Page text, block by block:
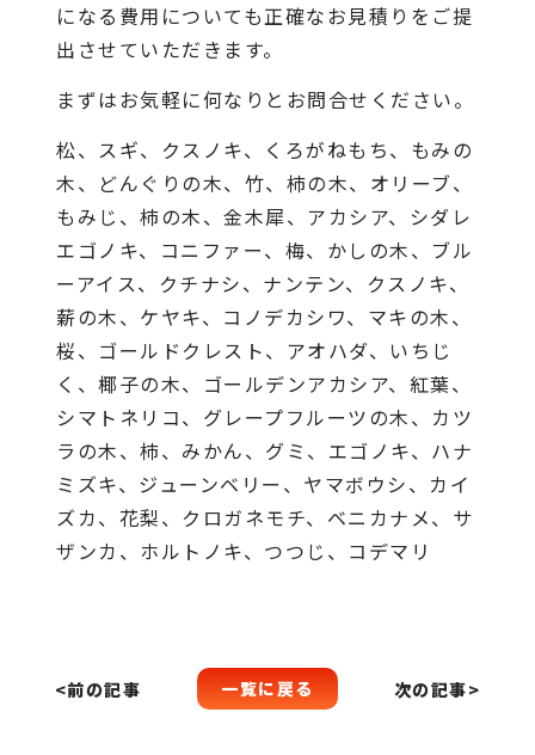
になる費用についても正確なお見積りをご提
出させていただきます。
まずはお気軽に何なりとお問合せください。
松、スギ、クスノキ、くろがねもち、もみの
木、どんぐりの木、竹、柿の木、オリーブ、
もみじ、柿の木、金木犀、アカシア、シダレ
エゴノキ、コニファー、梅、かしの木、ブル
ーアイス、クチナシ、ナンテン、クスノキ、
薪の木、ケヤキ、コノデカシワ、マキの木、
桜、ゴールドクレスト、アオハダ、いちじ
く、椰子の木、ゴールデンアカシア、紅葉、
シマトネリコ、グレープフルーツの木、カツ
ラの木、柿、みかん、グミ、エゴノキ、ハナ
ミズキ、ジューンベリー、ヤマボウシ、カイ
ズカ、花梨、クロガネモチ、ベニカナメ、サ
ザンカ、ホルトノキ、つつじ、コデマリ
<前の記事 一覧に戻る 次の記事>